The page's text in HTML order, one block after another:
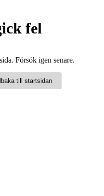
fel
Försök igen senare.
till startsidan